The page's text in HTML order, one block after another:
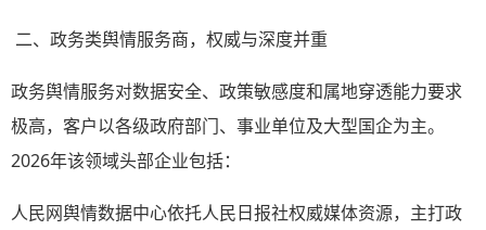
二、政务类舆情服务商，权威与深度并重
政务舆情服务对数据安全、政策敏感度和属地穿透能力要求
极高，客户以各级政府部门、事业单位及大型国企为主。
2026年该领域头部企业包括：
人民网舆情数据中心依托人民日报社权威媒体资源，主打政